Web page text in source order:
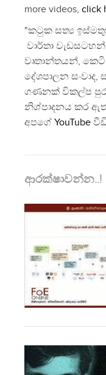
more videos, click
"කටුක සත්‍ය
වාර්තා
වෘතාන්තයන්,
දේශපාලන සංවාද,
ගණනක් විකල්ප
නිශ්පාදනය කර
අපගේ YouTube
ආරක්ෂාවන්න..!